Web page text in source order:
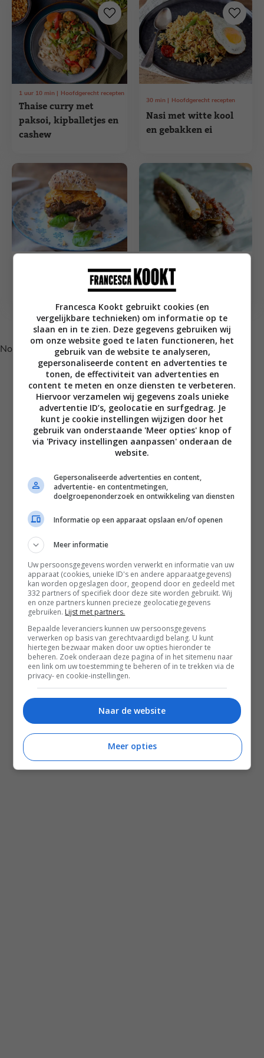
Thaise curry met
paksoi, kipballetjes en
cashew
1 uur 10 min Hoofdgerecht recepten
Nasi met witte kool
en gebakken ei
30 min Hoofdgerecht recepten
Broodje Indische bal
met sambalmayo
Pepesan Ikan, oftewel
Indische hete makreel
Volg je mij al op Instagram?
No posts found.
Disclaimer
Contact
Instagram
Facebook
Home
Word gratis lid
Recepten
Leefstijl
Reizen
Shop Francesca Kookt boeken
Shop Voedzaam Leven Ontbijtgids
Samenwerken
Francesca Kookt gebruikt cookies (en
vergelijkbare technieken) om informatie op te
slaan en in te zien. Deze gegevens gebruiken wij
om onze website goed te laten functioneren, het
gebruik van de website te analyseren,
gepersonaliseerde content en advertenties te
tonen, de effectiviteit van advertenties en
content te meten en onze diensten te verbeteren.
Hiervoor verzamelen wij gegevens zoals unieke
advertentie ID’s, geolocatie en surfgedrag. Je
kunt je cookie instellingen wijzigen door het
gebruik van onderstaande 'Meer opties' knop of
via 'Privacy instellingen aanpassen' onderaan de
website.
Gepersonaliseerde advertenties en content,
advertentie- en contentmetingen,
doelgroepenonderzoek en ontwikkeling van diensten
Informatie op een apparaat opslaan en/of openen
Meer informatie
Uw persoonsgegevens worden verwerkt en informatie van uw
apparaat (cookies, unieke ID's en andere apparaatgegevens)
kan worden opgeslagen door, geopend door en gedeeld met
332 partners of specifiek door deze site worden gebruikt. Wij
en onze partners kunnen precieze geolocatiegegevens
gebruiken. Lijst met partners.
Bepaalde leveranciers kunnen uw persoonsgegevens
verwerken op basis van gerechtvaardigd belang. U kunt
hiertegen bezwaar maken door uw opties hieronder te
beheren. Zoek onderaan deze pagina of in het sitemenu naar
een link om uw toestemming te beheren of in te trekken via de
privacy- en cookie-instellingen.
Naar de website
Meer opties